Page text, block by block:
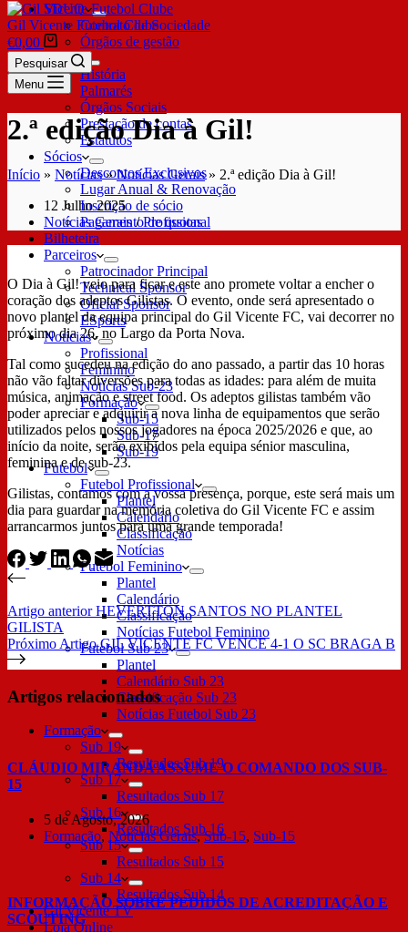
SDUQ
Contrato de Sociedade
Órgãos de gestão
Clube
História
Palmarés
Órgãos Sociais
Prestação de contas
Estatutos
Sócios
Descontos Exclusivos
Lugar Anual & Renovação
Inscrição de sócio
Pagamento de quotas
Bilheteira
Parceiros
Patrocinador Principal
Technical Sponsor
Oficial Sponsor
ESports
Notícias
Profissional
Feminino
Notícias Sub-23
Formação
Sub-15
Sub-17
Sub-19
Futebol
Futebol Profissional
Plantel
Calendário
Classificação
Notícias
Futebol Feminino
Plantel
Calendário
Classificação
Notícias Futebol Feminino
Futebol Sub 23
Plantel
Calendário Sub 23
Classificação Sub 23
Notícias Futebol Sub 23
Formação
Sub 19
Resultados Sub 19
Sub 17
Resultados Sub 17
Sub 16
Resultados Sub 16
Sub 15
Resultados Sub 15
Sub 14
Resultados Sub 14
Gil Vicente TV
Loja Online
Gil Vicente Futebol Clube
€0,00
Pesquisar
Menu
2.ª edição Dia à Gil!
Início » Notícias»Notícias Gerais» 2.ª edição Dia à Gil!
12 Julho 2025
Notícias Gerais/Profissional
O Dia à Gil! veio para ficar e este ano promete voltar a encher o
coração dos adeptos Gilistas. O evento, onde será apresentado o
novo plantel da equipa principal do Gil Vicente FC, vai decorrer no
próximo dia 26, no Largo da Porta Nova.
Tal como sucedeu na edição do ano passado, a partir das 10 horas
não vão faltar diversões para todas as idades: para além de muita
música, animação e street food. Os adeptos gilistas também vão
poder apreciar e adquirir a nova linha de equipamentos que serão
utilizados pelos nossos jogadores na época 2025/2026 e que, ao
início da noite, serão exibidos pela equipa sénior masculina,
feminina e de sub-23.
Gilistas, contamos com a vossa presença, porque, este será mais um
dia para guardar na memória coletiva do Gil Vicente FC e assim
arrancarmos juntos para uma grande temporada!
Artigo anteriorHEVERTTON SANTOS NO PLANTEL
GILISTA
Próximo Artigo GIL VICENTE FC VENCE 4-1 O SC BRAGA B
Artigos relacionados
CLÁUDIO MIRANDA ASSUME O COMANDO DOS SUB-
15
5 de Agosto, 2026
Formação,Notícias Gerais,Sub-15, Sub-15
INFORMAÇÃO SOBRE PEDIDOS DE ACREDITAÇÃO E
SCOUTING